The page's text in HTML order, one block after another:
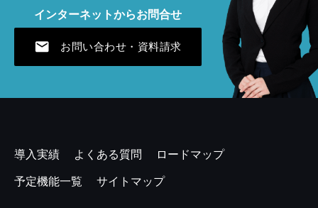
インターネットからお問合せ
mail お問い合わせ・資料請求
導入実績 よくある質問
ロードマップ
予定機能一覧
サイトマップ